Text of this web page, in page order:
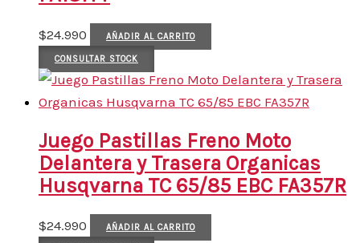
$24.990 AÑADIR AL CARRITO
CONSULTAR STOCK
Juego Pastillas Freno Moto
Delantera y Trasera Organicas
Husqvarna TC 65/85 EBC FA357R
$24.990 AÑADIR AL CARRITO